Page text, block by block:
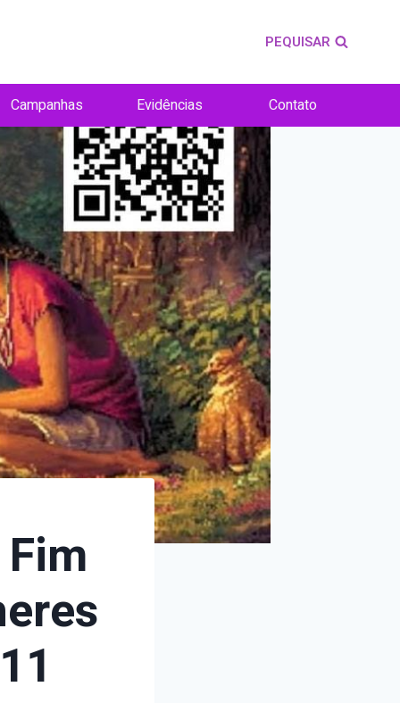
PEQUISAR
Campanhas Evidências Contato